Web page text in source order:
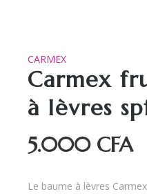
CARMEX
Carmex
à lèvres
5.000 CFA
Le baume à lèvres